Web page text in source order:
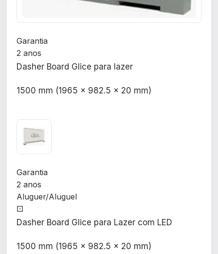
Garantia
2 anos
Dasher Board Glice para lazer
1500 mm (1965 x 982.5 x 20 mm)
Garantia
2 anos
Aluguer/Aluguel
⚀
Dasher Board Glice para Lazer com LED
1500 mm (1965 x 982.5 x 20 mm)